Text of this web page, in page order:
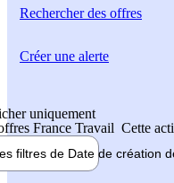
Rechercherdes offres
uniquement
France Travail Cette
filtres de Date de création
Créer une alerte